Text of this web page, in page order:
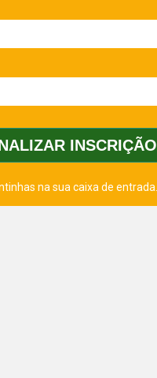
INSCRIÇÃO
na sua caixa de entrada.